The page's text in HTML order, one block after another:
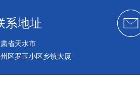
系地址
省天水市
区罗玉小区乡镇大厦